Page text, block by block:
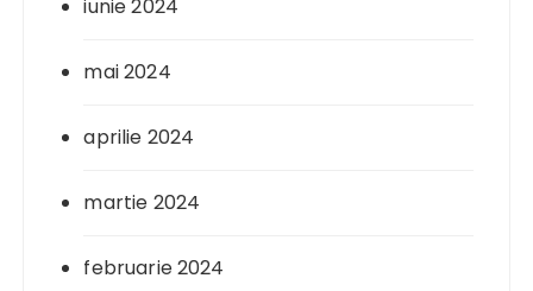
iunie 2024
mai 2024
aprilie 2024
martie 2024
februarie 2024